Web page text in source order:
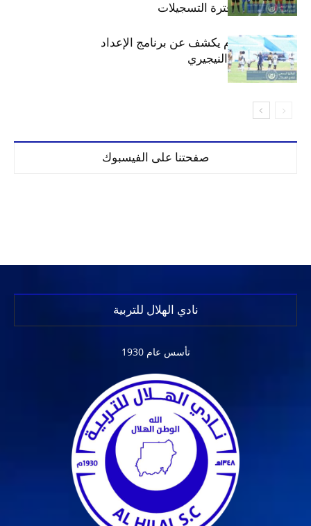
شروط) خلال فترة التسجيلات
صلاح محمد آدم يكشف عن برنامج الإعداد
لمواجهة إنيمبا النيجيري
صفحتنا على الفيسبوك
نادي الهلال للتربية
تأسس عام 1930